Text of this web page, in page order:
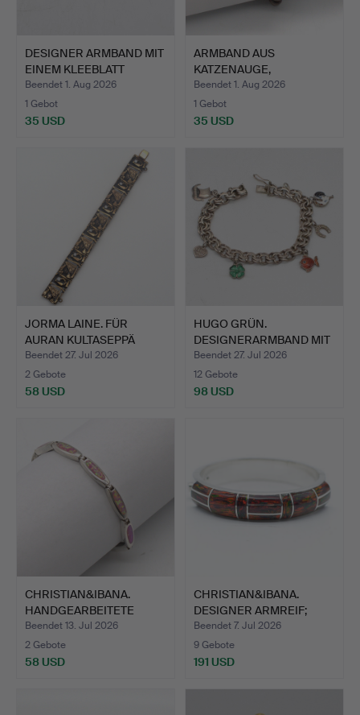
DESIGNER ARMBAND MIT
EINEM KLEEBLATT
ANHÄN…
Beendet 1. Aug 2026
1 Gebot
35 USD
ARMBAND AUS
KATZENAUGE,
PERLENFÖRMIG GESCH…
Beendet 1. Aug 2026
1 Gebot
35 USD
JORMA LAINE. FÜR
AURAN KULTASEPPÄ
(FINNLAN…
Beendet 27. Jul 2026
2 Gebote
58 USD
HUGO GRÜN.
DESIGNERARMBAND MIT
KLEINEN ANH…
Beendet 27. Jul 2026
12 Gebote
98 USD
CHRISTIAN&IBANA.
HANDGEARBEITETE
STERLINGS…
Beendet 13. Jul 2026
2 Gebote
58 USD
CHRISTIAN&IBANA.
DESIGNER ARMREIF;
EINZELS…
Beendet 7. Jul 2026
9 Gebote
191 USD